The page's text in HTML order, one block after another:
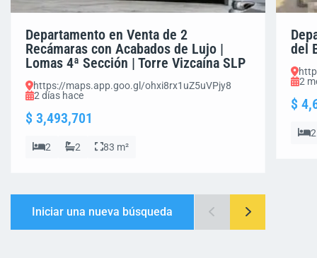
Departamento en Venta de 2
Recámaras con Acabados de Lujo |
Lomas 4ª Sección | Torre Vizcaína SLP
https://maps.app.goo.gl/ohxi8rx1uZ5uVPjy8
2 días hace
$ 3,493,701
2 2 83 m²
del
2
$
2
Iniciar una nueva búsqueda